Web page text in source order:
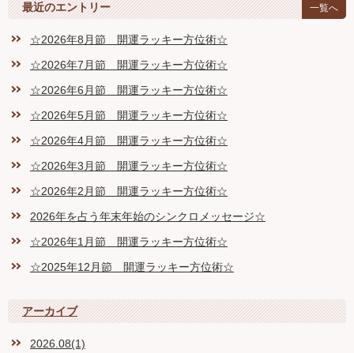
最近のエントリー 一覧へ
☆2026年8月節 開運ラッキー方位術☆
☆2026年7月節 開運ラッキー方位術☆
☆2026年6月節 開運ラッキー方位術☆
☆2026年5月節 開運ラッキー方位術☆
☆2026年4月節 開運ラッキー方位術☆
☆2026年3月節 開運ラッキー方位術☆
☆2026年2月節 開運ラッキー方位術☆
2026年を占う年末年始のシンクロメッセージ☆
☆2026年1月節 開運ラッキー方位術☆
☆2025年12月節 開運ラッキー方位術☆
アーカイブ
2026.08(1)